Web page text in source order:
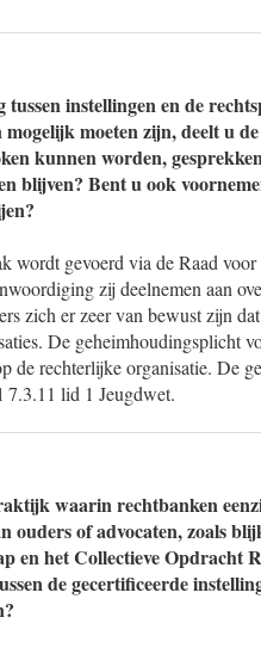
tussen instellingen en de
moeten zijn, deelt u
kunnen worden,
blijven? Bent u ook
wordt gevoerd via de Raad
zij deelnemen aan
zich er zeer van bewust zijn
De geheimhoudingsplicht
de rechterlijke organisatie. De
lid 1 Jeugdwet.
waarin rechtbanken
ouders of advocaten, zoals
en het Collectieve Opdracht
de gecertificeerde